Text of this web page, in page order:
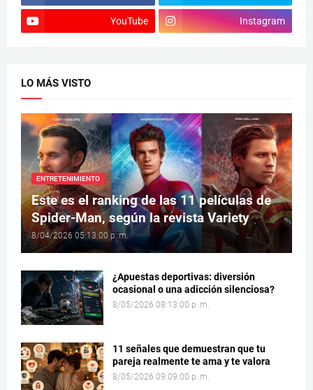
YouTube Instagram
LO MÁS VISTO
ENTRETENIMIENTO
Este es el ranking de las 11 películas de
Spider-Man, según la revista Variety
8/04/2026 05:13:00 p. m.
¿Apuestas deportivas: diversión
ocasional o una adicción silenciosa?
8/05/2026 08:13:00 p. m.
11 señales que demuestran que tu
pareja realmente te ama y te valora
8/05/2026 09:09:00 p. m.